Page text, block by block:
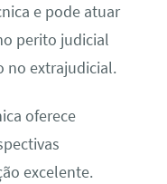
e pode atuar
perito judicial
no extrajudicial.
oferece
excelente.